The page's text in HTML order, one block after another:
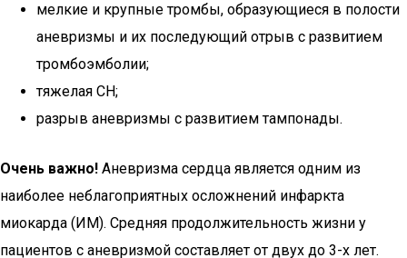
мелкие и крупные тромбы, образующиеся в полости
аневризмы и их последующий отрыв с развитием
тромбоэмболии;
тяжелая СН;
разрыв аневризмы с развитием тампонады.
Очень важно! Аневризма сердца является одним из
наиболее неблагоприятных осложнений инфаркта
миокарда (ИМ). Средняя продолжительность жизни у
пациентов с аневризмой составляет от двух до 3-х лет.